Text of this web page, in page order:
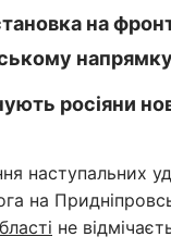
на
напрямку
росіяни
наступальних
на
не